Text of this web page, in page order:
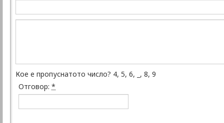
Кое е пропуснатото число? 4, 5, 6, _, 8, 9
Отговор: *